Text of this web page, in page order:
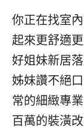
你正在找室
起來更舒適
好姐妹新居
姊妹讚不絕
常的細緻專
百萬的裝潢